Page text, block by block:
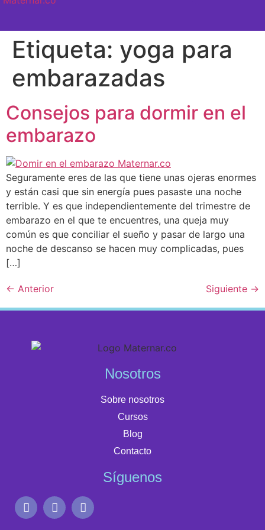
Etiqueta: yoga para
embarazadas
Consejos para dormir en el
embarazo
Seguramente eres de las que tiene unas ojeras enormes
y están casi que sin energía pues pasaste una noche
terrible. Y es que independientemente del trimestre de
embarazo en el que te encuentres, una queja muy
común es que conciliar el sueño y pasar de largo una
noche de descanso se hacen muy complicadas, pues
[…]
← Anterior Siguiente →
Nosotros
Sobre nosotros
Cursos
Blog
Contacto
Síguenos